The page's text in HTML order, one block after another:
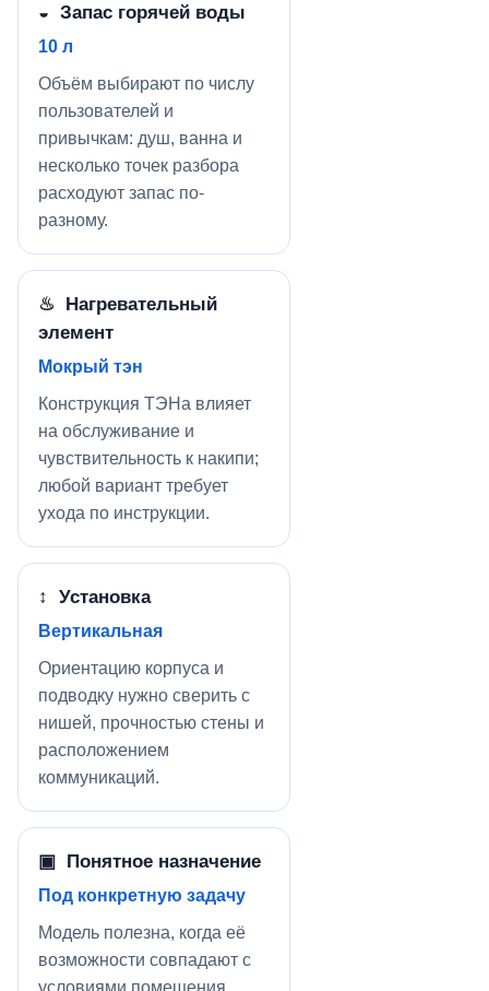
◒ Запас горячей воды
10 л
Объём выбирают по числу
пользователей и
привычкам: душ, ванна и
несколько точек разбора
расходуют запас по-
разному.
♨ Нагревательный
элемент
Мокрый тэн
Конструкция ТЭНа влияет
на обслуживание и
чувствительность к накипи;
любой вариант требует
ухода по инструкции.
↕ Установка
Вертикальная
Ориентацию корпуса и
подводку нужно сверить с
нишей, прочностью стены и
расположением
коммуникаций.
▣ Понятное назначение
Под конкретную задачу
Модель полезна, когда её
возможности совпадают с
условиями помещения.